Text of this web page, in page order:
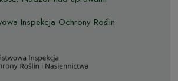
Inspekcja Ochrony Roślin